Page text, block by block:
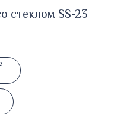
стеклом SS-23